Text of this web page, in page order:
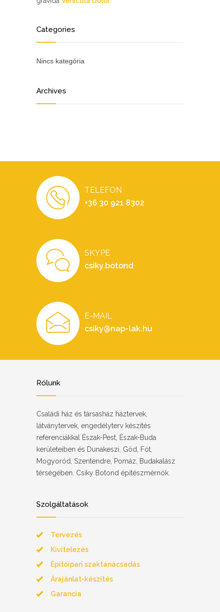
Categories
Nincs kategória
Archives
TELEFON
+36 30 921 8302
SKYPE
csiky.botond
E-MAIL
csiky@nap-lak.hu
Rólunk
Családi ház és társasház háztervek,
látványtervek, engedélyterv készítés
referenciákkal Észak-Pest, Észak-Buda
kerületeiben és Dunakeszi, Göd, Fót,
Mogyoród, Szentendre, Pomáz, Budakalász
térségében. Csiky Botond építészmérnök.
Szolgáltatások
Tervezés
Kivitelezés
Építőipari szaktanácsadás
Árajánlat-készítés
Garancia